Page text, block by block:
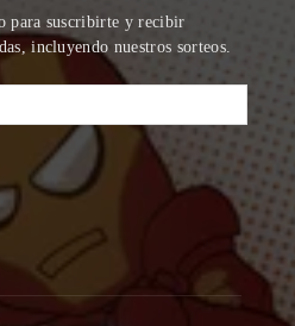
para suscribirte y recibir
incluyendo nuestros sorteos.